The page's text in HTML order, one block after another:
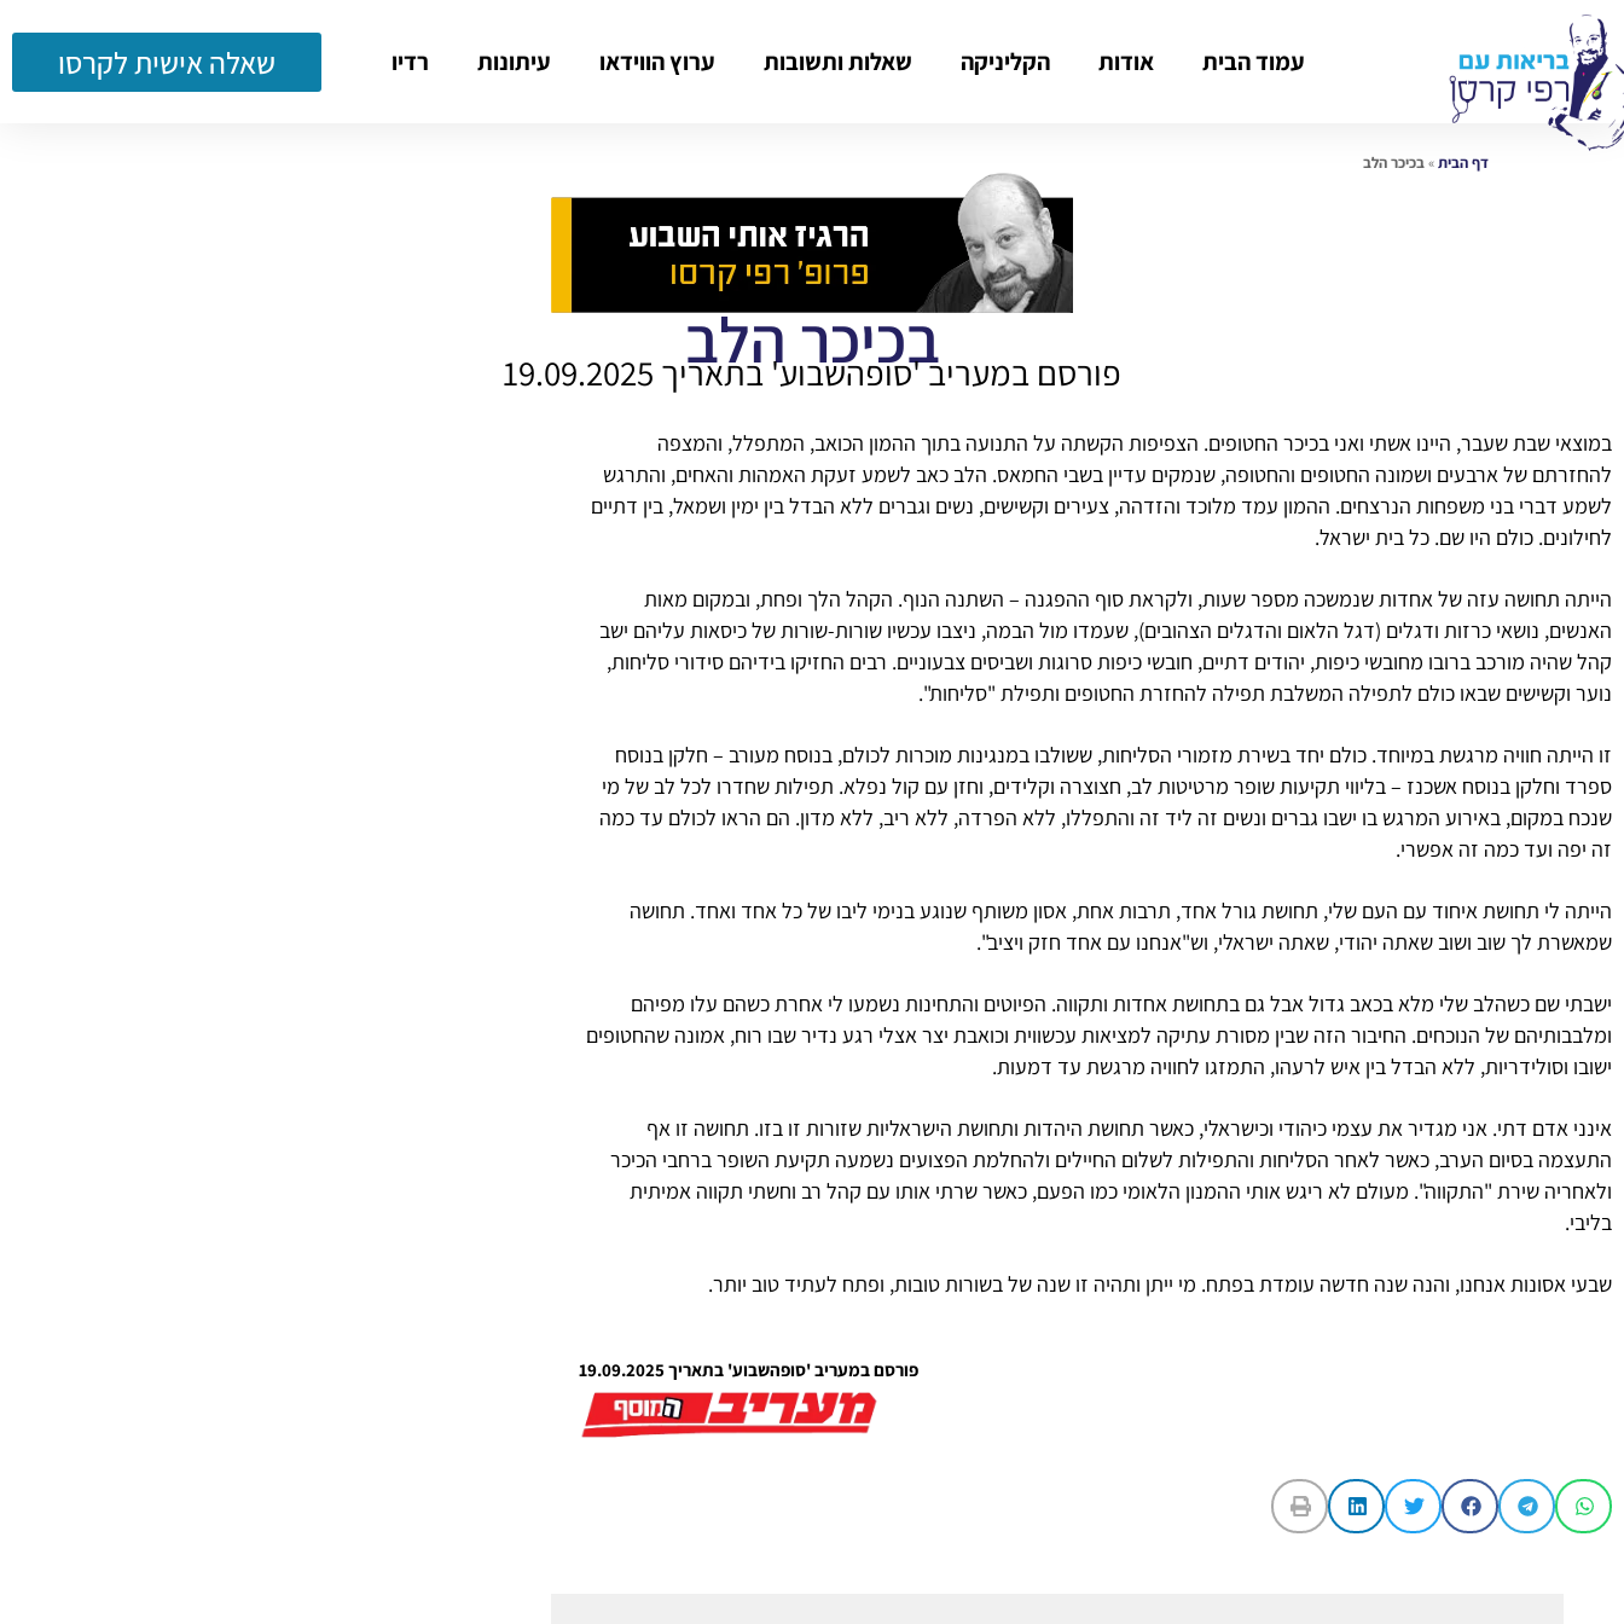
עמוד הבית אודות הקליניקה שאלות ותשובות ערוץ הווידאו עיתונות רדיו שאלה אישית לקרסו
דף הבית»בכיכר הלב
בכיכר הלב
פורסם במעריב 'סופהשבוע' בתאריך 19.09.2025
במוצאי שבת שעבר, היינו אשתי ואני בכיכר החטופים. הצפיפות הקשתה על התנועה בתוך ההמון הכואב, המתפלל, והמצפה
להחזרתם של ארבעים ושמונה החטופים והחטופה, שנמקים עדיין בשבי החמאס. הלב כאב לשמע זעקת האמהות והאחים, והתרגש
לשמע דברי בני משפחות הנרצחים. ההמון עמד מלוכד והזדהה, צעירים וקשישים, נשים וגברים ללא הבדל בין ימין ושמאל, בין דתיים
לחילונים. כולם היו שם. כל בית ישראל.
הייתה תחושה עזה של אחדות שנמשכה מספר שעות, ולקראת סוף ההפגנה – השתנה הנוף. הקהל הלך ופחת, ובמקום מאות
האנשים, נושאי כרזות ודגלים (דגל הלאום והדגלים הצהובים), שעמדו מול הבמה, ניצבו עכשיו שורות-שורות של כיסאות עליהם ישב
קהל שהיה מורכב ברובו מחובשי כיפות, יהודים דתיים, חובשי כיפות סרוגות ושביסים צבעוניים. רבים החזיקו בידיהם סידורי סליחות,
נוער וקשישים שבאו כולם לתפילה המשלבת תפילה להחזרת החטופים ותפילת "סליחות".
זו הייתה חוויה מרגשת במיוחד. כולם יחד בשירת מזמורי הסליחות, ששולבו במנגינות מוכרות לכולם, בנוסח מעורב – חלקן בנוסח
ספרד וחלקן בנוסח אשכנז – בליווי תקיעות שופר מרטיטות לב, חצוצרה וקלידים, וחזן עם קול נפלא. תפילות שחדרו לכל לב של מי
שנכח במקום, באירוע המרגש בו ישבו גברים ונשים זה ליד זה והתפללו, ללא הפרדה, ללא ריב, ללא מדון. הם הראו לכולם עד כמה
זה יפה ועד כמה זה אפשרי.
הייתה לי תחושת איחוד עם העם שלי, תחושת גורל אחד, תרבות אחת, אסון משותף שנוגע בנימי ליבו של כל אחד ואחד. תחושה
שמאשרת לך שוב ושוב שאתה יהודי, שאתה ישראלי, וש"אנחנו עם אחד חזק ויציב".
ישבתי שם כשהלב שלי מלא בכאב גדול אבל גם בתחושת אחדות ותקווה. הפיוטים והתחינות נשמעו לי אחרת כשהם עלו מפיהם
ומלבבותיהם של הנוכחים. החיבור הזה שבין מסורת עתיקה למציאות עכשווית וכואבת יצר אצלי רגע נדיר שבו רוח, אמונה שהחטופים
ישובו וסולידריות, ללא הבדל בין איש לרעהו, התמזגו לחוויה מרגשת עד דמעות.
אינני אדם דתי. אני מגדיר את עצמי כיהודי וכישראלי, כאשר תחושת היהדות ותחושת הישראליות שזורות זו בזו. תחושה זו אף
התעצמה בסיום הערב, כאשר לאחר הסליחות והתפילות לשלום החיילים ולהחלמת הפצועים נשמעה תקיעת השופר ברחבי הכיכר
ולאחריה שירת "התקווה". מעולם לא ריגש אותי ההמנון הלאומי כמו הפעם, כאשר שרתי אותו עם קהל רב וחשתי תקווה אמיתית
בליבי.
שבעי אסונות אנחנו, והנה שנה חדשה עומדת בפתח. מי ייתן ותהיה זו שנה של בשורות טובות, ופתח לעתיד טוב יותר.
פורסם במעריב 'סופהשבוע' בתאריך 19.09.2025